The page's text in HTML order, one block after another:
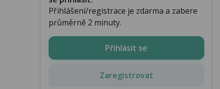
Přihlášení/registrace je zdarma a zabere
průměrně 2 minuty.
Přihlásit se
Zaregistrovat